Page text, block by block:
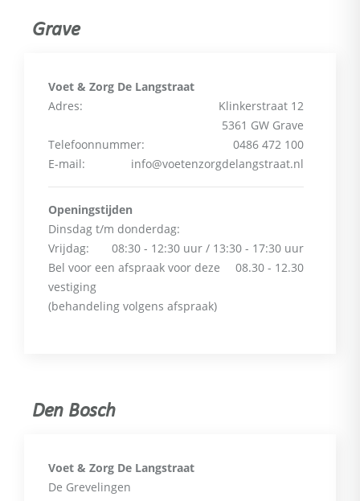
Grave
Voet & Zorg De Langstraat
Adres:
Klinkerstraat 12
5361 GW Grave
Telefoonnummer:
0486 472 100
E-mail:
info@voetenzorgdelangstraat.nl
Openingstijden
Dinsdag t/m donderdag:
08:30 - 12:30 uur / 13:30 - 17:30 uur
Vrijdag:
08.30 - 12.30
⁠⁠⁠⁠⁠⁠⁠Bel voor een afspraak voor deze
vestiging
(behandeling volgens afspraak)
Den Bosch
Voet & Zorg De Langstraat
De Grevelingen